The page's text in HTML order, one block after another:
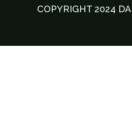
COPYRIGHT 2024